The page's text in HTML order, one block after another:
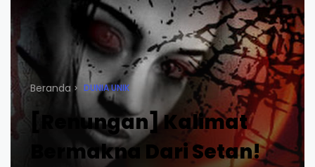
Beranda DUNIA UNIK
[Renungan] Kalimat
Bermakna Dari Setan!